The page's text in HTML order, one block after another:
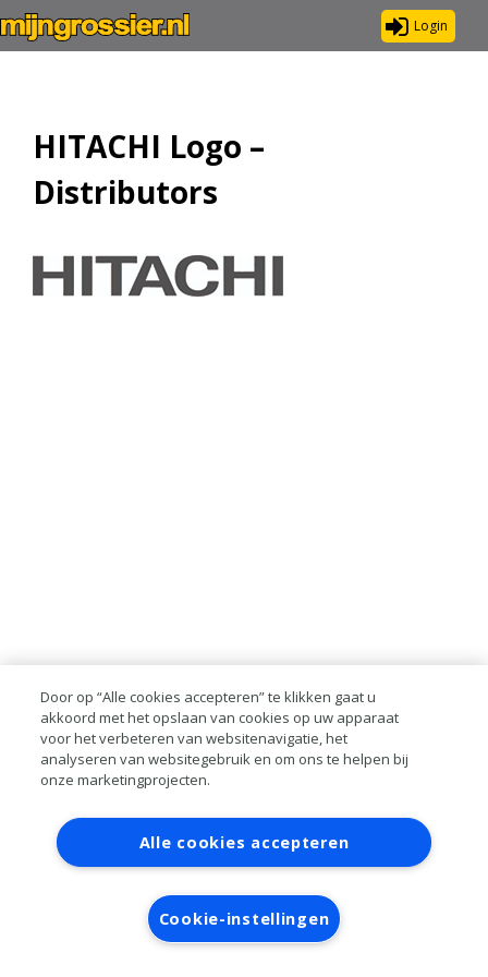
Login
HITACHI Logo –
Distributors
Contact Account aanvragen
Inloggen
RAI bestanden
Privacy
Algemene
voorwaarden
Verwerkersovereenkomst
Door op “Alle cookies accepteren” te klikken gaat u
akkoord met het opslaan van cookies op uw apparaat
voor het verbeteren van websitenavigatie, het
analyseren van websitegebruik en om ons te helpen bij
onze marketingprojecten.
Alle cookies accepteren
Cookie-instellingen